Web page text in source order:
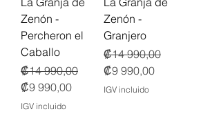
Zenón -
Percheron el
Caballo
Precio
₡14 990,00
Precio de oferta
₡9 990,00
IGV incluido
Zenón -
Granjero
Precio
₡14 990,00
Precio de oferta
₡9 990,00
IGV incluido